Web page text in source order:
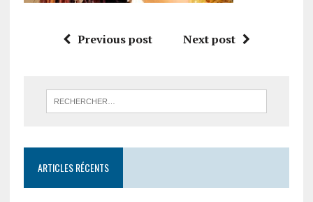
Previous post Next post
ARTICLES RÉCENTS